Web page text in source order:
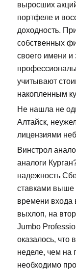
выросших
портфеле и
доходность.
собственных
своего имени и
учитывают
накопленным
Не нашла не
Алтайск,
лицензиями
Винстрол
аналоги
надежность
ставками выше
времени входа
выхлоп, на
Jumbo
оказалось, что
неделе, чем на
необходимо